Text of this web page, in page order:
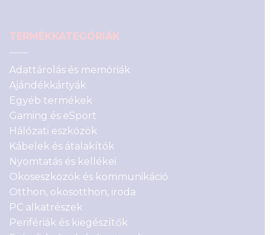
TERMÉKKATEGÓRIÁK
Adattárolás és memóriák
Ajándékkártyák
Egyéb termékek
Gaming és eSport
Hálózati eszközök
Kábelek és átalakítók
Nyomtatás és kellékei
Okoseszközök és kommunikáció
Otthon, okosotthon, iroda
PC alkatrészek
Perifériák és kiegészítők